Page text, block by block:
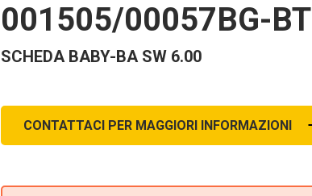
001505/00057BG-BT
SCHEDA BABY-BA SW 6.00
CONTATTACI PER MAGGIORI INFORMAZIONI